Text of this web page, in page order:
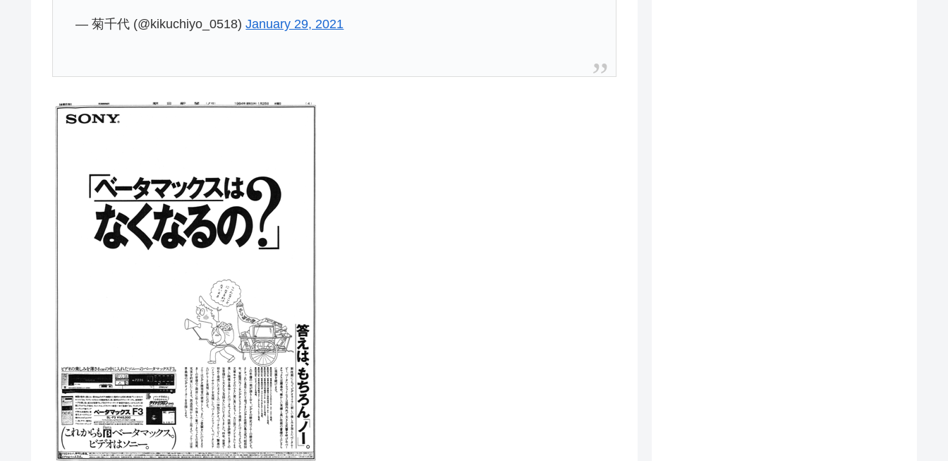
— 菊千代 (@kikuchiyo_0518)January 29, 2021